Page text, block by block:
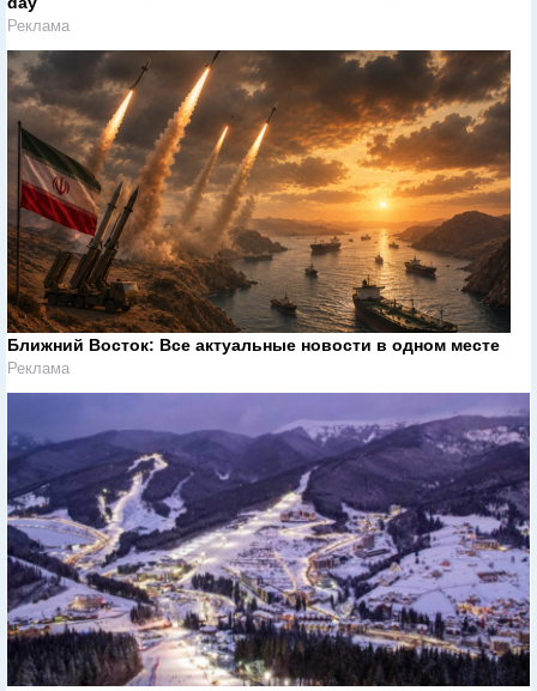
Реклама
Ближний Восток: Все актуальные новости в одном месте
Реклама